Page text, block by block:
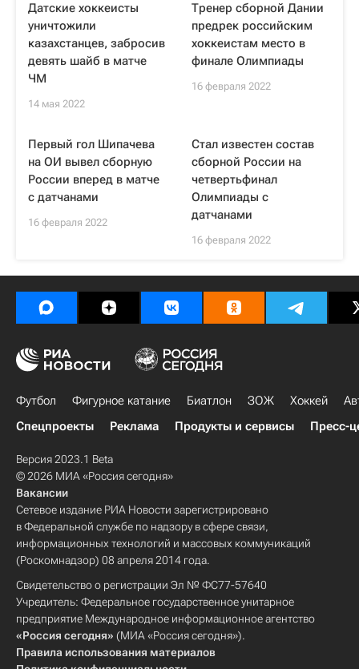
Датские хоккеисты
уничтожили
казахстанцев, забросив
девять шайб в матче
ЧМ
14 мая 2022
Тренер сборной Дании
предрек российским
хоккеистам место в
финале Олимпиады
16 февраля 2022
Первый гол Шипачева
на ОИ вывел сборную
России вперед в матче
с датчанами
16 февраля 2022
Стал известен состав
сборной России на
четвертьфинал
Олимпиады с
датчанами
16 февраля 2022
Футбол Фигурное катание Биатлон ЗОЖ Хоккей
Спецпроекты
Реклама Продукты и сервисы Пресс-
Версия 2023.1 Beta
© 2026 МИА «Россия сегодня»
Вакансии
Сетевое издание РИА Новости зарегистрировано
в Федеральной службе по надзору в сфере связи,
информационных технологий и массовых коммуникаций
(Роскомнадзор) 08 апреля 2014 года.
Свидетельство о регистрации Эл № ФС77-57640
Учредитель: Федеральное государственное унитарное
предприятие Международное информационное агентство
«Россия сегодня» (МИА «Россия сегодня»).
Правила использования материалов